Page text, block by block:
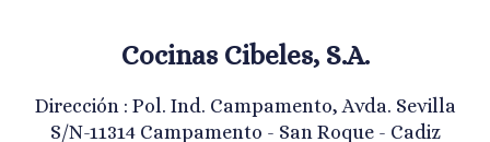
Cocinas Cibeles, S.A.
Dirección : Pol. Ind. Campamento, Avda. Sevilla
S/N-11314 Campamento - San Roque - Cadiz